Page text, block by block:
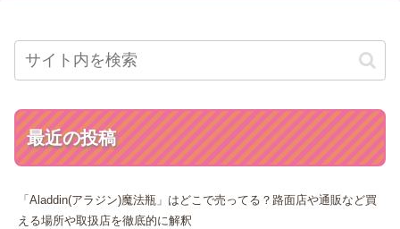
最近の投稿
「Aladdin(アラジン)魔法瓶」はどこで売ってる？路面店や通販など買
える場所や取扱店を徹底的に解釈